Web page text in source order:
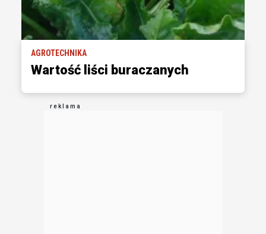
AGROTECHNIKA
Wartość liści buraczanych